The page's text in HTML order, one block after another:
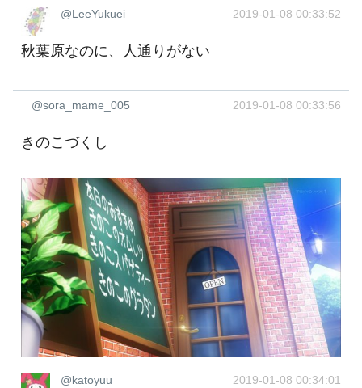
@LeeYukuei 2019-01-08 00:33:52
秋葉原なのに、人通りがない
@sora_mame_005 2019-01-08 00:33:56
きのこづくし
@katoyuu 2019-01-08 00:34:01